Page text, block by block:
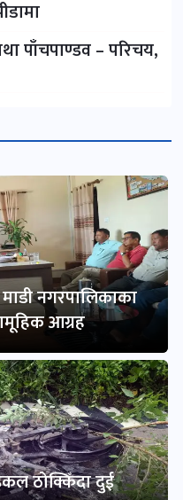
पाँचपाण्डव – परिचय,
नगरपालिकाका
आग्रह
ठोक्किँदा दुई